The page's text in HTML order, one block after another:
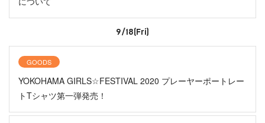
9/18(Fri)
GOODS
YOKOHAMA GIRLS☆FESTIVAL 2020 プレーヤーポートレー
トTシャツ第一弾発売！